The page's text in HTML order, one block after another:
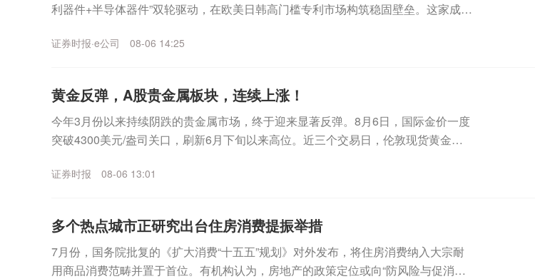
利器件+半导体器件”双轮驱动，在欧美日韩高门槛专利市场构筑稳固壁垒。这家成立
证券时报·e公司 08-06 14:25
黄金反弹，A股贵金属板块，连续上涨！
今年3月份以来持续阴跌的贵金属市场，终于迎来显著反弹。8月6日，国际金价一度
突破4300美元/盎司关口，刷新6月下旬以来高位。近三个交易日，伦敦现货黄金价
证券时报 08-06 13:01
多个热点城市正研究出台住房消费提振举措
7月份，国务院批复的《扩大消费“十五五”规划》对外发布，将住房消费纳入大宗耐
用商品消费范畴并置于首位。有机构认为，房地产的政策定位或向“防风险与促消费